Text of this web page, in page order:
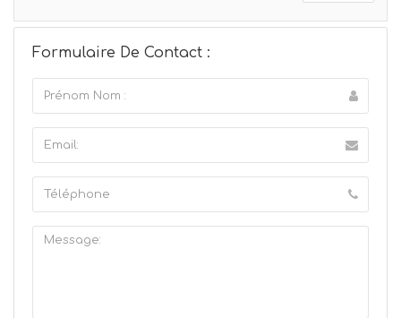
Formulaire De Contact :